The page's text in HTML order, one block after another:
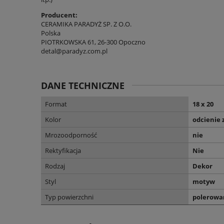
Producent:
CERAMIKA PARADYŻ SP. Z O.O.
Polska
PIOTRKOWSKA 61, 26-300 Opoczno
detal@paradyz.com.pl
DANE TECHNICZNE
Format
18 x 20
Kolor
odcienie
Mrozoodporność
nie
Rektyfikacja
Nie
Rodzaj
Dekor
Styl
motyw
Typ powierzchni